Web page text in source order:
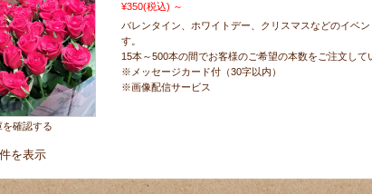
を確認する
¥350(税込) ～
バレンタイン、ホワイトデー、クリスマスなどのイベ
す。
15本～500本の間でお客様のご希望の本数をご注文して
※メッセージカード付（30字以内）
※画像配信サービス
を表示